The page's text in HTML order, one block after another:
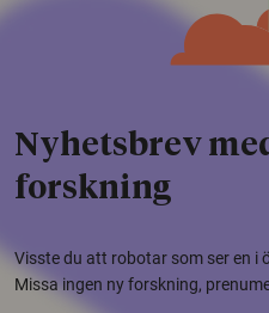
Nyhetsbrev
forskning
Visste du att robotar som ser en i
Missa ingen ny forskning,